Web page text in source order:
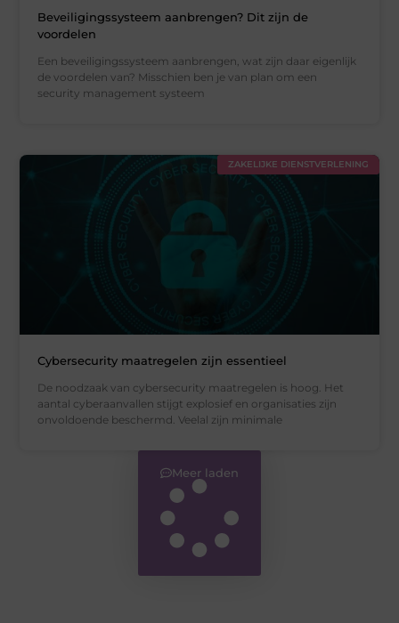
Beveiligingssysteem aanbrengen? Dit zijn de
voordelen
Een beveiligingssysteem aanbrengen, wat zijn daar eigenlijk
de voordelen van? Misschien ben je van plan om een
security management systeem
ZAKELIJKE DIENSTVERLENING
Cybersecurity maatregelen zijn essentieel
De noodzaak van cybersecurity maatregelen is hoog. Het
aantal cyberaanvallen stijgt explosief en organisaties zijn
onvoldoende beschermd. Veelal zijn minimale
Meer laden